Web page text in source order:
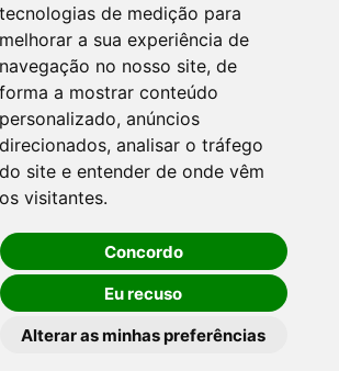
tecnologias de medição para
melhorar a sua experiência de
navegação no nosso site, de
forma a mostrar conteúdo
personalizado, anúncios
direcionados, analisar o tráfego
do site e entender de onde vêm
os visitantes.
Concordo
Eu recuso
Alterar as minhas preferências
MUNICIPAL DE CARAPICUÍBA
44.892.693/0001-40
ADMINISTRATIVO
211 - Vila Caldas, Carapicuíba/SP
CEP: 06310-030, Brasil
Telefone: 4164-5500
GABINETE DO PREFEITO
205 - Vila Caldas, Carapicuíba/SP
CEP: 06310-030, Brasil